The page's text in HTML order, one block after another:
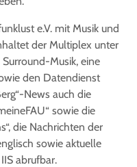
e.V. mit Musik und
der Multiplex unter
Musik, eine
den Datendienst
News auch die
sowie die
die Nachrichten der
sowie aktuelle
abrufbar.